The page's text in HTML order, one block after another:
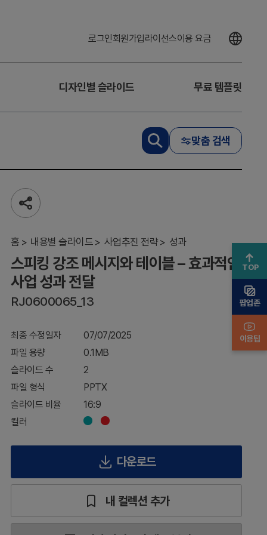
로그인회원가입라이선스이용 요금
디자인별 슬라이드 무료 템플릿
맞춤 검색
공
유
기
홈 내용별 슬라이드 사업추진 전략 성과
스
메
지
와
테
블
효
과
적
인
성
과
달
스피킹 강조 메시지와 테이블 – 효과적인
사업 성과 전달
RJ0600065_13
최종 수정일자
07/07/2025
파일 용량
0.1MB
슬라이드 수
2
파일 형식
PPTX
슬라이드 비율
16:9
컬러
다운로드
내 컬렉션 추가
TOP
팝업존
이용팁